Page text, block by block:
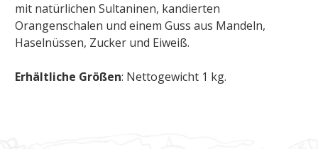
mit natürlichen Sultaninen, kandierten
Orangenschalen und einem Guss aus Mandeln,
Haselnüssen, Zucker und Eiweiß.
Erhältliche Größen: Nettogewicht 1 kg.